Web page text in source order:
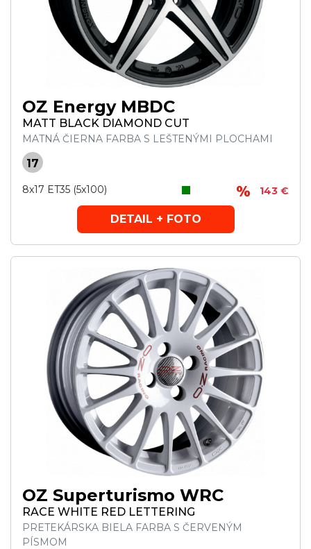
OZ Energy MBDC
MATT BLACK DIAMOND CUT
MATNÁ ČIERNA FARBA S LEŠTENÝMI PLOCHAMI
17
8x17 ET35 (5x100) 143 €
DETAIL + FOTO
OZ Superturismo WRC
RACE WHITE RED LETTERING
PRETEKÁRSKA BIELA FARBA S ČERVENÝM
PÍSMOM